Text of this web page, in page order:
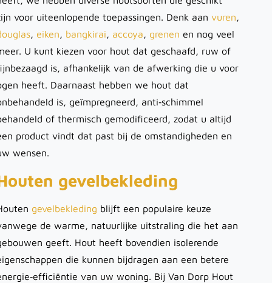
voor uiteenlopende toepassingen. Denk aan vuren,
, eiken, bangkirai, accoya, grenen en nog veel
U kunt kiezen voor hout dat geschaafd, ruw of
is, afhankelijk van de afwerking die u voor
heeft. Daarnaast hebben we hout dat
is, geïmpregneerd, anti‑schimmel
of thermisch gemodificeerd, zodat u altijd
product vindt dat past bij de omstandigheden en
wensen.
gevelbekleding
gevelbekleding blijft een populaire keuze
de warme, natuurlijke uitstraling die het aan
geeft. Hout heeft bovendien isolerende
die kunnen bijdragen aan een betere
van uw woning. Bij Van Dorp Hout